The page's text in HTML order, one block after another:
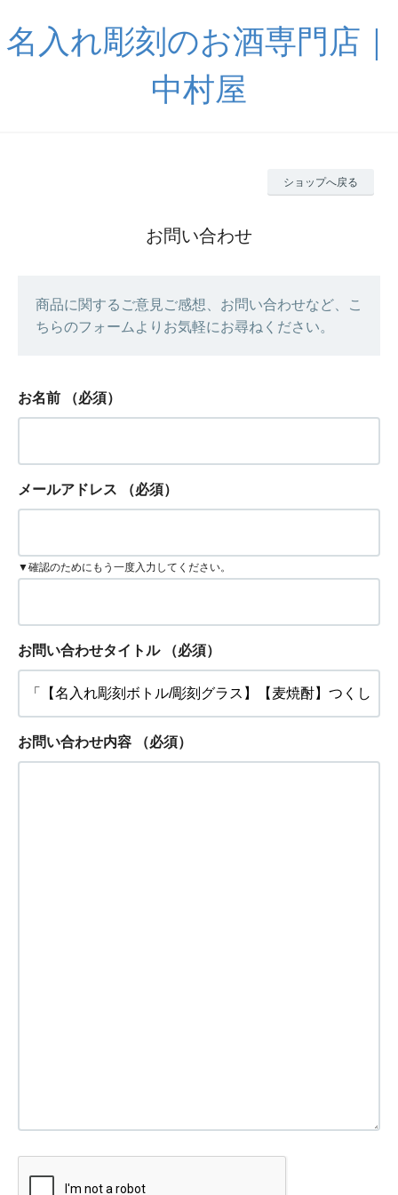
名入れ彫刻のお酒専門店｜
中村屋
ショップへ戻る
お問い合わせ
商品に関するご意見ご感想、お問い合わせなど、こ
ちらのフォームよりお気軽にお尋ねください。
お名前 （必須）
メールアドレス （必須）
▼確認のためにもう一度入力してください。
お問い合わせタイトル （必須）
お問い合わせ内容 （必須）